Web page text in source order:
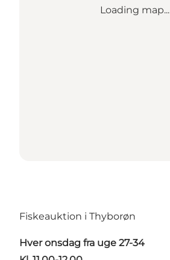
Loading map...
Fiskeauktion i Thyborøn
Hver onsdag fra uge 27-34